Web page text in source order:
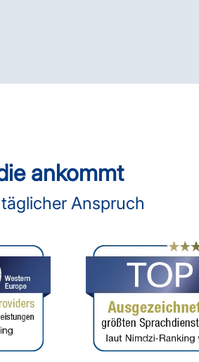
ankommt
Anspruch